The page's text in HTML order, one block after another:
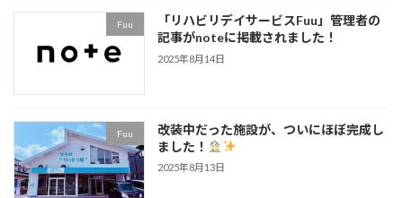
Fuu
「リハビリデイサービスFuu」管理者の
記事がnoteに掲載されました！
2025年8月14日
Fuu
改装中だった施設が、ついにほぼ完成し
ました！
2025年8月13日